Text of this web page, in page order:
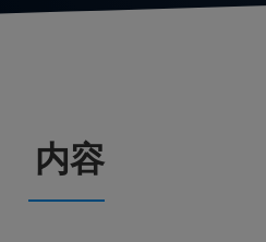
内容